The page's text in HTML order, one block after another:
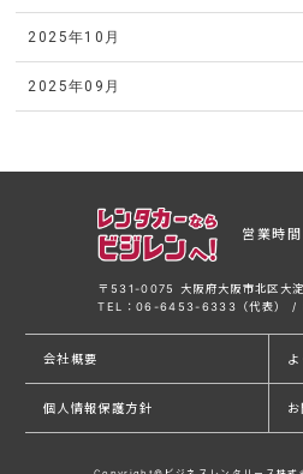
2025年10月
2025年09月
営業時
〒531-0075 大阪府大阪市北区大
TEL：06-6453-6333（代表）
会社概要
個人情報保護方針